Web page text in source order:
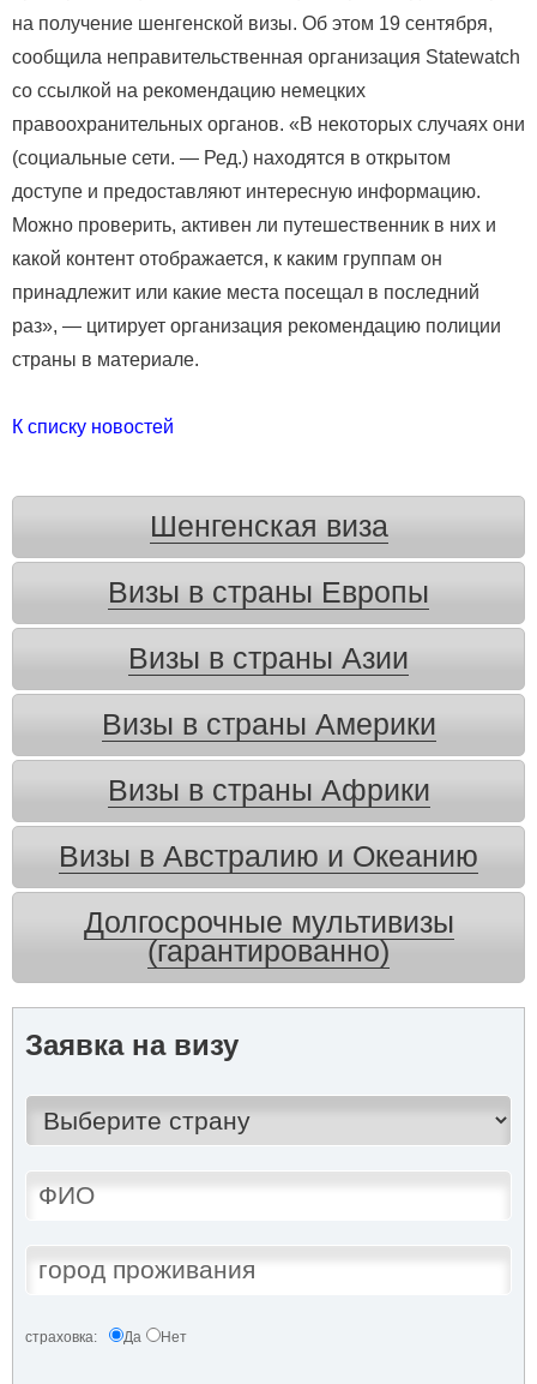
на получение шенгенской визы. Об этом 19 сентября,
сообщила неправительственная организация Statewatch
со ссылкой на рекомендацию немецких
правоохранительных органов. «В некоторых случаях они
(социальные сети. — Ред.) находятся в открытом
доступе и предоставляют интересную информацию.
Можно проверить, активен ли путешественник в них и
какой контент отображается, к каким группам он
принадлежит или какие места посещал в последний
раз», — цитирует организация рекомендацию полиции
страны в материале.
К списку новостей
Шенгенская виза
Визы в страны Европы
Визы в страны Азии
Визы в страны Америки
Визы в страны Африки
Визы в Австралию и Океанию
Долгосрочные мультивизы
(гарантированно)
Заявка на визу
страховка: Да Нет